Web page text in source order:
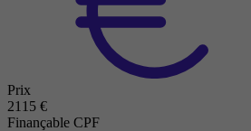
Prix
2115 €
Finançable CPF